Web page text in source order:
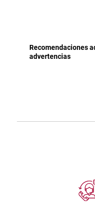
Recomendaciones
advertencias